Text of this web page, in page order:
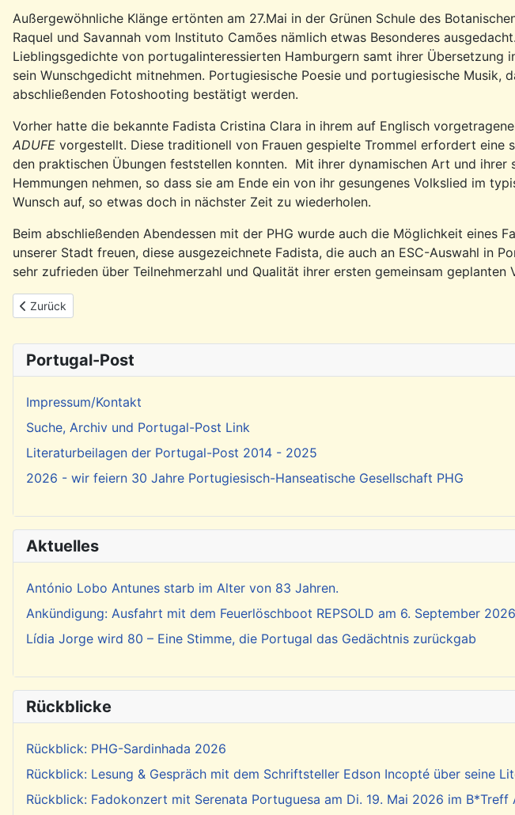
Außergewöhnliche Klänge ertönten am 27.Mai in der Grünen Schule des
Raquel und Savannah vom Instituto Camões nämlich etwas Besonderes
Lieblingsgedichte von portugalinteressierten Hamburgern samt ihrer Übersetzung
sein Wunschgedicht mitnehmen. Portugiesische Poesie und portugiesische
abschließenden Fotoshooting bestätigt werden.
Vorher hatte die bekannte Fadista Cristina Clara in ihrem auf Englisch
ADUFE vorgestellt. Diese traditionell von Frauen gespielte Trommel erfordert eine
den praktischen Übungen feststellen konnten. Mit ihrer dynamischen Art und
Hemmungen nehmen, so dass sie am Ende ein von ihr gesungenes Volkslied im
Wunsch auf, so etwas doch in nächster Zeit zu wiederholen.
Beim abschließenden Abendessen mit der PHG wurde auch die Möglichkeit eines
unserer Stadt freuen, diese ausgezeichnete Fadista, die auch an ESC-Auswahl in
sehr zufrieden über Teilnehmerzahl und Qualität ihrer ersten gemeinsam
Vorheriger Beitrag: Rückblick: Ausfahrt mit dem Löschboot MS Repsold am 30.9.2025
Zurück
Portugal-Post
Impressum/Kontakt
Suche, Archiv und Portugal-Post Link
Literaturbeilagen der Portugal-Post 2014 - 2025
2026 - wir feiern 30 Jahre Portugiesisch-Hanseatische Gesellschaft PHG
Aktuelles
António Lobo Antunes starb im Alter von 83 Jahren.
Ankündigung: Ausfahrt mit dem Feuerlöschboot REPSOLD am 6. September 2026
Lídia Jorge wird 80 – Eine Stimme, die Portugal das Gedächtnis zurückgab
Rückblicke
Rückblick: PHG-Sardinhada 2026
Rückblick: Lesung & Gespräch mit dem Schriftsteller Edson Incopté über seine
Rückblick: Fadokonzert mit Serenata Portuguesa am Di. 19. Mai 2026 im B*Treff